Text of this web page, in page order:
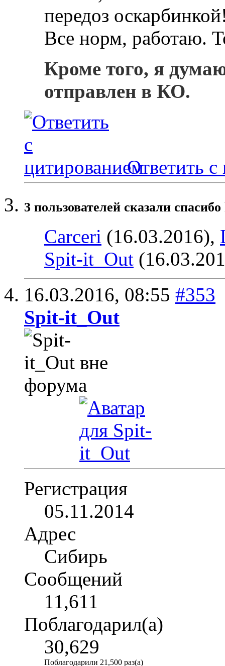
передоз
Все норм, работаю.
Кроме того, я
отправлен в КО.
Ответить с
3 пользователей сказали
Carceri (16.03.2016),
Spit-it_Out
16.03.2016, 08:55 #353
Spit-it_Out
Регистрация
05.11.2014
Адрес
Сибирь
Сообщений
11,611
Поблагодарил(а)
30,629
Поблагодарили 21,500 раз(а)